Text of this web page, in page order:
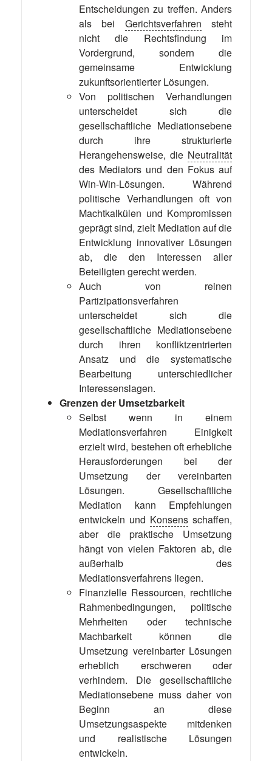
Entscheidungen zu treffen. Anders
als bei Gerichtsverfahren steht
nicht die Rechtsfindung im
Vordergrund, sondern die
gemeinsame Entwicklung
zukunftsorientierter Lösungen.
Von politischen Verhandlungen
unterscheidet sich die
gesellschaftliche Mediationsebene
durch ihre strukturierte
Herangehensweise, die Neutralität
des Mediators und den Fokus auf
Win-Win-Lösungen. Während
politische Verhandlungen oft von
Machtkalkülen und Kompromissen
geprägt sind, zielt Mediation auf die
Entwicklung innovativer Lösungen
ab, die den Interessen aller
Beteiligten gerecht werden.
Auch von reinen
Partizipationsverfahren
unterscheidet sich die
gesellschaftliche Mediationsebene
durch ihren konfliktzentrierten
Ansatz und die systematische
Bearbeitung unterschiedlicher
Interessenslagen.
Grenzen der Umsetzbarkeit
Selbst wenn in einem
Mediationsverfahren Einigkeit
erzielt wird, bestehen oft erhebliche
Herausforderungen bei der
Umsetzung der vereinbarten
Lösungen. Gesellschaftliche
Mediation kann Empfehlungen
entwickeln und Konsens schaffen,
aber die praktische Umsetzung
hängt von vielen Faktoren ab, die
außerhalb des
Mediationsverfahrens liegen.
Finanzielle Ressourcen, rechtliche
Rahmenbedingungen, politische
Mehrheiten oder technische
Machbarkeit können die
Umsetzung vereinbarter Lösungen
erheblich erschweren oder
verhindern. Die gesellschaftliche
Mediationsebene muss daher von
Beginn an diese
Umsetzungsaspekte mitdenken
und realistische Lösungen
entwickeln.